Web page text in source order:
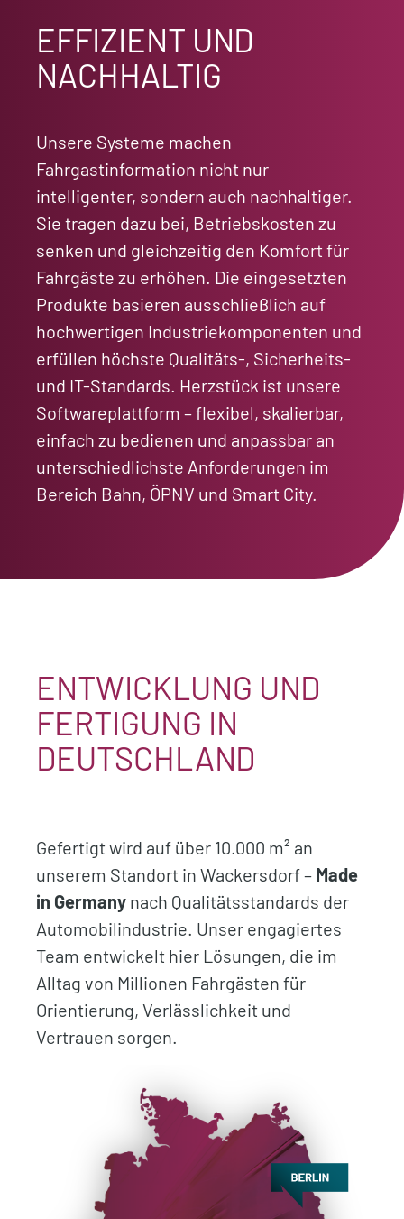
EFFIZIENT UND
NACHHALTIG
Unsere Systeme machen
Fahrgastinformation nicht nur
intelligenter, sondern auch nachhaltiger.
Sie tragen dazu bei, Betriebskosten zu
senken und gleichzeitig den Komfort für
Fahrgäste zu erhöhen. Die eingesetzten
Produkte basieren ausschließlich auf
hochwertigen Industriekomponenten und
erfüllen höchste Qualitäts-, Sicherheits-
und IT-Standards. Herzstück ist unsere
Softwareplattform – flexibel, skalierbar,
einfach zu bedienen und anpassbar an
unterschiedlichste Anforderungen im
Bereich Bahn, ÖPNV und Smart City.
ENTWICKLUNG UND
FERTIGUNG IN
DEUTSCHLAND
Gefertigt wird auf über 10.000 m² an
unserem Standort in Wackersdorf – Made
in Germany nach Qualitätsstandards der
Automobilindustrie. Unser engagiertes
Team entwickelt hier Lösungen, die im
Alltag von Millionen Fahrgästen für
Orientierung, Verlässlichkeit und
Vertrauen sorgen.